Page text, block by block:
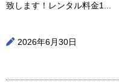
致します！レンタル料金1...
2026年6月30日